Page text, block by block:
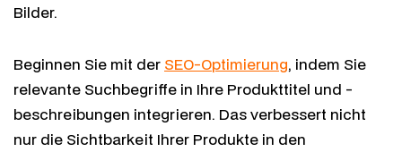
Bilder.
Beginnen Sie mit der SEO-Optimierung, indem Sie
relevante Suchbegriffe in Ihre Produkttitel und -
beschreibungen integrieren. Das verbessert nicht
nur die Sichtbarkeit Ihrer Produkte in den